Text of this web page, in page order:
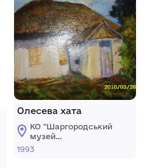
Олесева хата
КО "Шаргородський
музей
образотворчого
1993